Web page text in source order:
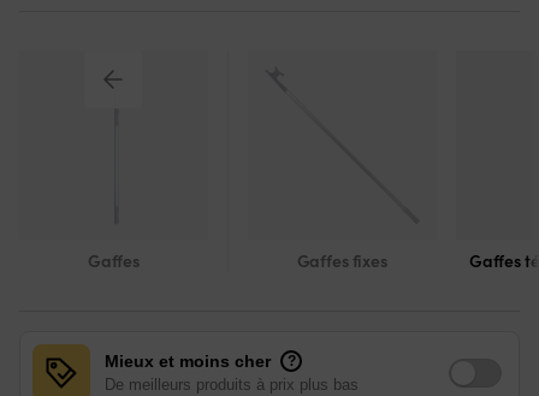
Gaffes Gaffes fixes Gaffes
Mieux et moins cher ?
De meilleurs produits à prix plus bas